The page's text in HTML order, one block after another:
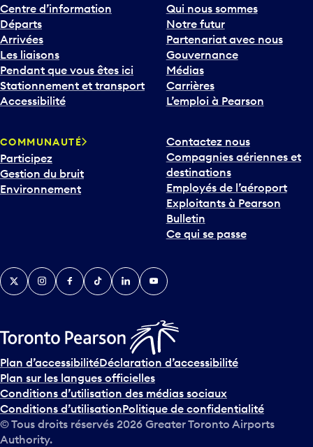
Centre d’information
Départs
Arrivées
Les liaisons
Pendant que vous êtes ici
Stationnement et transport
Accessibilité
Qui nous sommes
Notre futur
Partenariat avec nous
Gouvernance
Médias
Carrières
L’emploi à Pearson
COMMUNAUTÉ
Participez
Gestion du bruit
Environnement
Contactez nous
Compagnies aériennes et
destinations
Employés de l’aéroport
Exploitants à Pearson
Bulletin
Ce qui se passe
TwitterInstagramFacebook
TikTokLinkedInYouTube
Plan d’accessibilitéDéclaration d’accessibilité
Plan sur les langues officielles
Conditions d’utilisation des médias sociaux
Conditions d’utilisationPolitique de confidentialité
© Tous droits réservés 2026 Greater Toronto Airports
Authority.